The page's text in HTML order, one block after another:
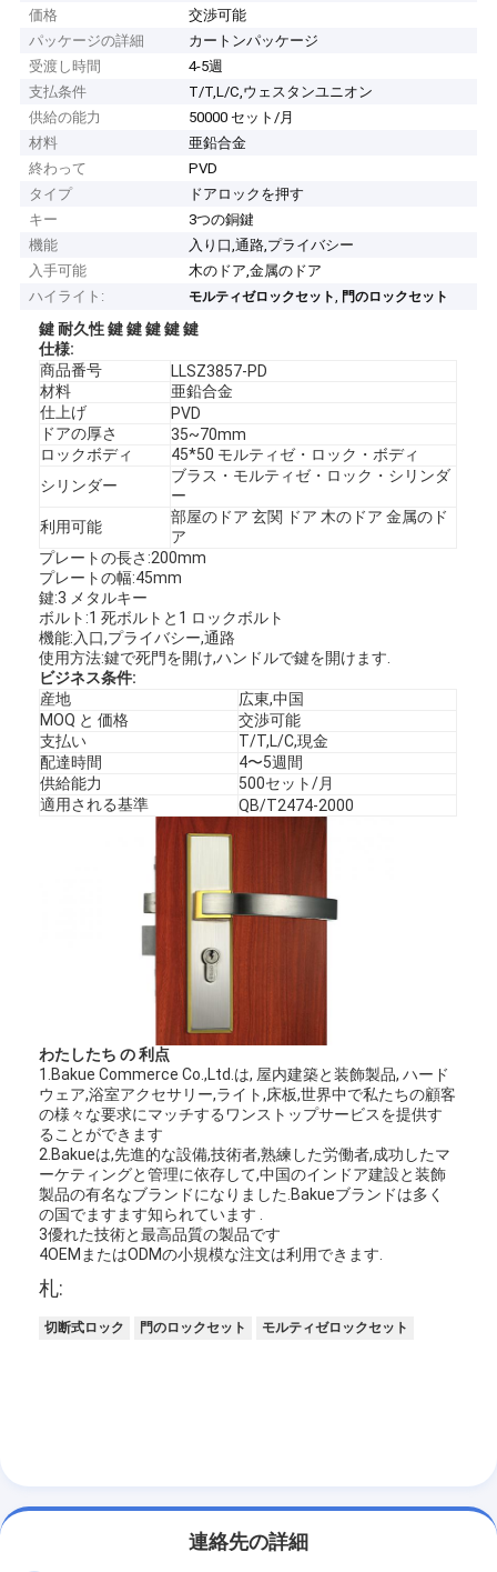
価格
交渉可能
パッケージの詳細
カートンパッケージ
受渡し時間
4-5週
支払条件
T/T,L/C,ウェスタンユニオン
供給の能力
50000 セット/月
材料
亜鉛合金
終わって
PVD
タイプ
ドアロックを押す
キー
3つの銅鍵
機能
入り口,通路,プライバシー
入手可能
木のドア,金属のドア
ハイライト:
モルティゼロックセット, 門のロックセット
鍵 耐久性 鍵 鍵 鍵 鍵 鍵
仕様:
商品番号
LLSZ3857-PD
材料
亜鉛合金
仕上げ
PVD
ドアの厚さ
35~70mm
ロックボディ
45*50 モルティゼ・ロック・ボディ
シリンダー
ブラス・モルティゼ・ロック・シリンダ
ー
利用可能
部屋のドア 玄関 ドア 木のドア 金属のド
ア
プレートの長さ:200mm
プレートの幅:45mm
鍵:3 メタルキー
ボルト:1 死ボルトと1 ロックボルト
機能:入口,プライバシー,通路
使用方法:鍵で死門を開け,ハンドルで鍵を開けます.
ビジネス条件:
産地
広東,中国
MOQ と 価格
交渉可能
支払い
T/T,L/C,現金
配達時間
4〜5週間
供給能力
500セット/月
適用される基準
QB/T2474-2000
わたしたち の 利点
1.Bakue Commerce Co.,Ltd.は, 屋内建築と装飾製品, ハード
ウェア,浴室アクセサリー,ライト,床板,世界中で私たちの顧客
の様々な要求にマッチするワンストップサービスを提供す
ることができます
2.Bakueは,先進的な設備,技術者,熟練した労働者,成功したマ
ーケティングと管理に依存して,中国のインドア建設と装飾
製品の有名なブランドになりました.Bakueブランドは多く
の国でますます知られています .
3優れた技術と最高品質の製品です
4OEMまたはODMの小規模な注文は利用できます.
札:
切断式ロック 門のロックセット モルティゼロックセット
連絡先の詳細